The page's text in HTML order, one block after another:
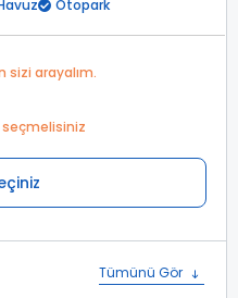
Otopark
sizi arayalım.
Tümünü Gör